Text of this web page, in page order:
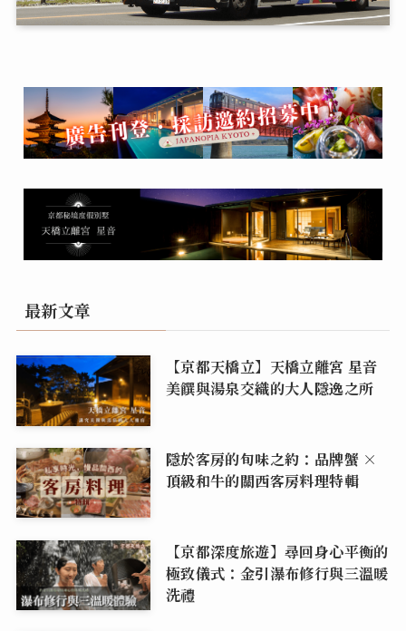
最新文章
【京都天橋立】天橋立離宮 星音
美饌與湯泉交織的大人隱逸之所
隱於客房的旬味之約：品牌蟹 ×
頂級和牛的關西客房料理特輯
【京都深度旅遊】尋回身心平衡的
極致儀式：金引瀑布修行與三溫暖
洗禮